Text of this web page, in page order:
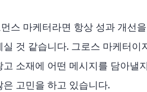
스 마케터라면 항상 성과 개선
것 같습니다. 그로스 마케터
고 소재에 어떤 메시지를 담아
고민을 하고 있습니다.